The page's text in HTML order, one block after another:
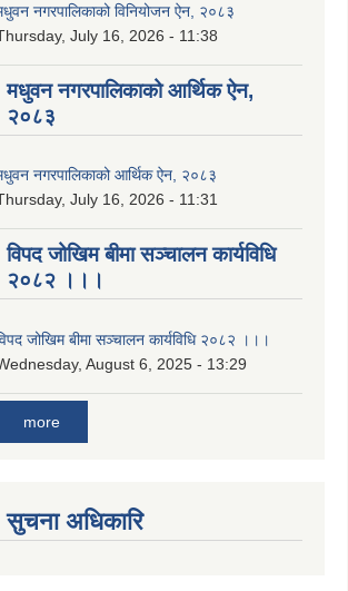
नगरपालिकाको विनियोजन ऐन, २०८३
July 16, 2026 - 11:38
मधुवन नगरपालिकाको आर्थिक ऐन,
२०८३
नगरपालिकाको आर्थिक ऐन, २०८३
July 16, 2026 - 11:31
विपद जोखिम बीमा सञ्चालन कार्यविधि
२०८२ ।।।
जोखिम बीमा सञ्चालन कार्यविधि २०८२ ।।।
August 6, 2025 - 13:29
more
सुचना अधिकारि